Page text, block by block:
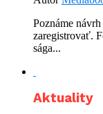
Poznáme
zaregistrovať.
sága...
Aktuality